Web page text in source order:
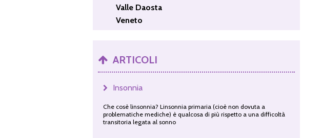
Valle Daosta
Veneto
ARTICOLI
Insonnia
Che cosè linsonnia? Linsonnia primaria (cioè non dovuta a
problematiche mediche) è qualcosa di più rispetto a una difficoltà
transitoria legata al sonno